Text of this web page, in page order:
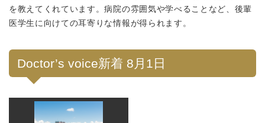
を教えてくれています。病院の雰囲気や学べることなど、後輩
医学生に向けての耳寄りな情報が得られます。
Doctor’s voice新着 8月1日